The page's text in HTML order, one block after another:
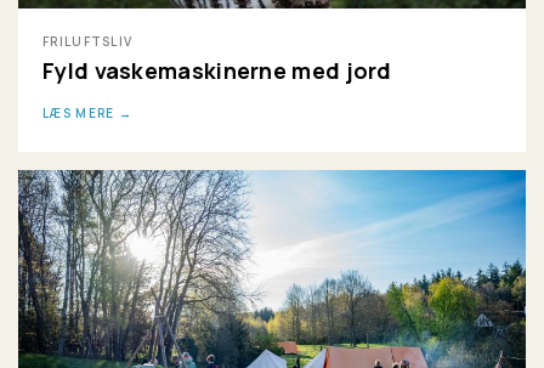
FRILUFTSLIV
Fyld vaskemaskinerne med jord
LÆS MERE